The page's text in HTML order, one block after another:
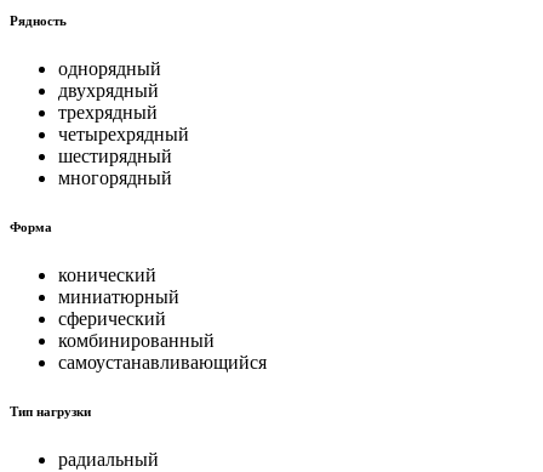
Рядность
однорядный
двухрядный
трехрядный
четырехрядный
шестирядный
многорядный
Форма
конический
миниатюрный
сферический
комбинированный
самоустанавливающийся
Тип нагрузки
радиальный